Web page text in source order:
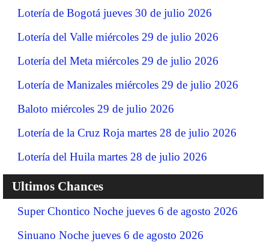
Lotería de Bogotá jueves 30 de julio 2026
Lotería del Valle miércoles 29 de julio 2026
Lotería del Meta miércoles 29 de julio 2026
Lotería de Manizales miércoles 29 de julio 2026
Baloto miércoles 29 de julio 2026
Lotería de la Cruz Roja martes 28 de julio 2026
Lotería del Huila martes 28 de julio 2026
Ultimos Chances
Super Chontico Noche jueves 6 de agosto 2026
Sinuano Noche jueves 6 de agosto 2026